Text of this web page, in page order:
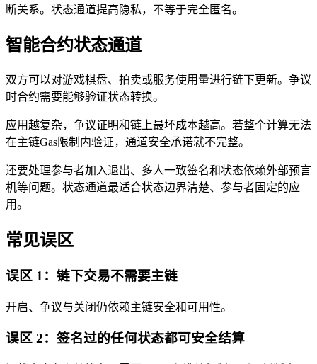
断关系。状态通道提高隐私，不等于完全匿名。
智能合约状态通道
双方可以对游戏棋盘、拍卖或服务使用量进行链下更新。争议
时合约需要能够验证状态转换。
应用越复杂，争议证明和链上最坏成本越高。若整个计算无法
在主链Gas限制内验证，通道安全承诺就不完整。
还要处理参与者加入退出、多人一致签名和状态依赖外部预言
机等问题。状态通道最适合状态边界清楚、参与者固定的应
用。
常见误区
误区 1：链下交易不需要主链
开启、争议与关闭仍依赖主链安全和可用性。
误区 2：签名过的任何状态都可安全结算